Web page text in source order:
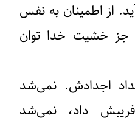
از اطمینان به نفس
جز خشیت خدا توان
اجدادش. نمی‌شد
داد، نمی‌شد